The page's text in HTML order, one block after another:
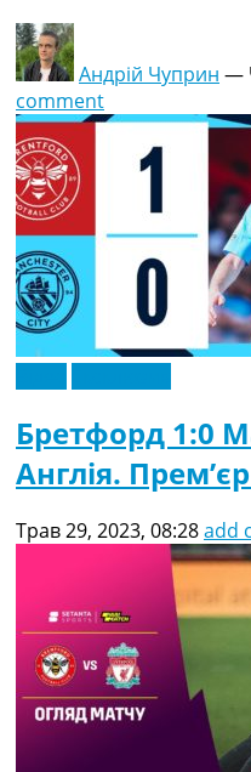
Андрій Чуприн —
comment
Бретфорд 1:0
Англія.
Трав 29, 2023, 08:28add